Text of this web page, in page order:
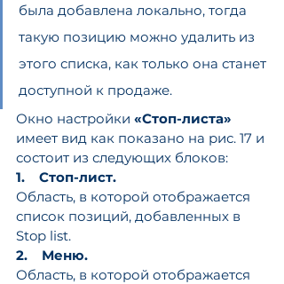
была добавлена локально, тогда
такую позицию можно удалить из
этого списка, как только она станет
доступной к продаже.
Окно настройки «Стоп-листа»
имеет вид как показано на рис. 17 и
состоит из следующих блоков:
1.    Стоп-лист.
Область, в которой отображается
список позиций, добавленных в
Stop list.
2.    Меню.
Область, в которой отображается